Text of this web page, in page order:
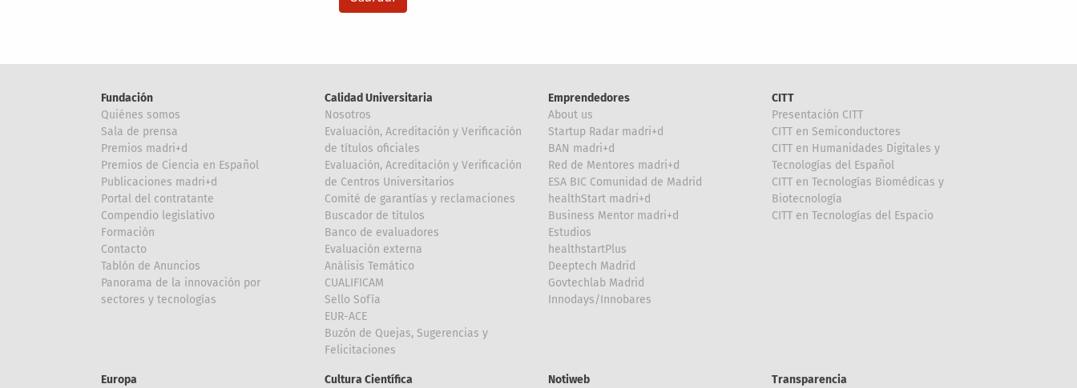
Fundación
Quiénes somos
Sala de prensa
Premios madri+d
Premios de Ciencia en Español
Publicaciones madri+d
Portal del contratante
Compendio legislativo
Formación
Contacto
Tablón de Anuncios
Panorama de la innovación por
sectores y tecnologías
Calidad Universitaria
Nosotros
Evaluación, Acreditación y Verificación
de títulos oficiales
Evaluación, Acreditación y Verificación
de Centros Universitarios
Comité de garantías y reclamaciones
Buscador de títulos
Banco de evaluadores
Evaluación externa
Análisis Temático
CUALIFICAM
Sello Sofía
EUR-ACE
Buzón de Quejas, Sugerencias y
Felicitaciones
Emprendedores
About us
Startup Radar madri+d
BAN madri+d
Red de Mentores madri+d
ESA BIC Comunidad de Madrid
healthStart madri+d
Business Mentor madri+d
Estudios
healthstartPlus
Deeptech Madrid
Govtechlab Madrid
Innodays/Innobares
CITT
Presentación CITT
CITT en Semiconductores
CITT en Humanidades Digitales y
Tecnologías del Español
CITT en Tecnologías Biomédicas y
Biotecnología
CITT en Tecnologías del Espacio
Europa Cultura Científica Notiweb Transparencia